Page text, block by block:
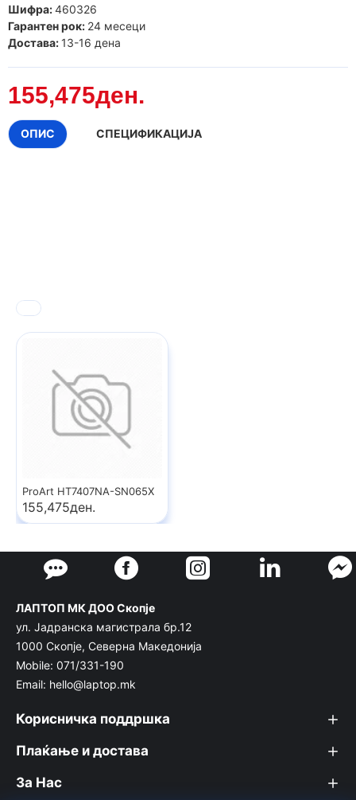
155,475ден.
Шифра:460326
Гарантен рок: 24 месеци
Достава: 13-16 дена
ОПИС СПЕЦИФИКАЦИЈА
ProArt HT7407NA-SN065X
155,475ден.
ЛАПТОП МК ДОО Скопје
ул. Јадранска магистрала бр.12
1000 Скопје, Северна Македонија
Mobile: 071/331-190
Email: hello@laptop.mk
Корисничка поддршка
Плаќање и достава
За Нас